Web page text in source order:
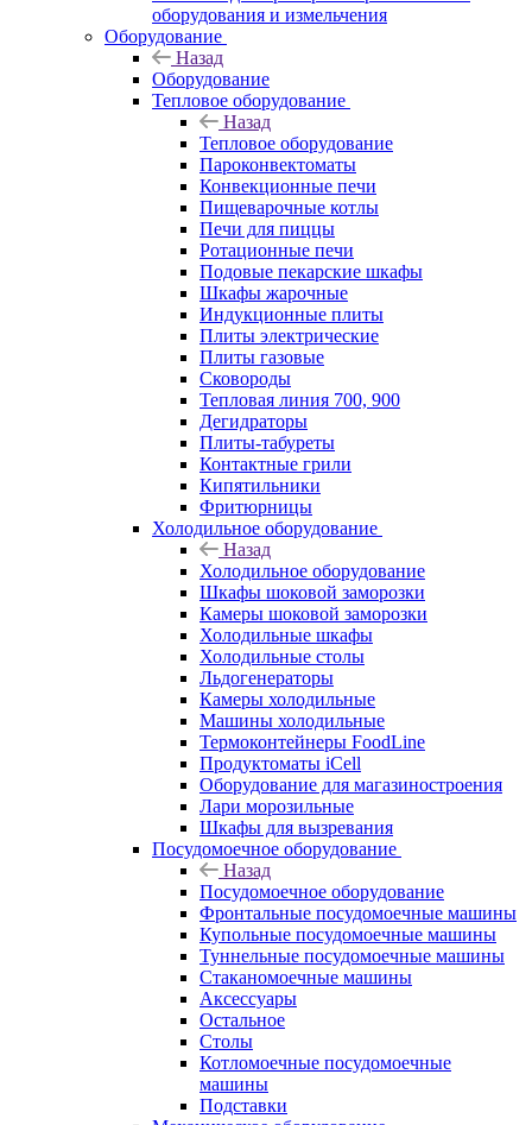
оборудования и измельчения
Оборудование
Назад
Оборудование
Тепловое оборудование
Назад
Тепловое оборудование
Пароконвектоматы
Конвекционные печи
Пищеварочные котлы
Печи для пиццы
Ротационные печи
Подовые пекарские шкафы
Шкафы жарочные
Индукционные плиты
Плиты электрические
Плиты газовые
Сковороды
Тепловая линия 700, 900
Дегидраторы
Плиты-табуреты
Контактные грили
Кипятильники
Фритюрницы
Холодильное оборудование
Назад
Холодильное оборудование
Шкафы шоковой заморозки
Камеры шоковой заморозки
Холодильные шкафы
Холодильные столы
Льдогенераторы
Камеры холодильные
Машины холодильные
Термоконтейнеры FoodLine
Продуктоматы iCell
Оборудование для магазиностроения
Лари морозильные
Шкафы для вызревания
Посудомоечное оборудование
Назад
Посудомоечное оборудование
Фронтальные посудомоечные машины
Купольные посудомоечные машины
Туннельные посудомоечные машины
Стаканомоечные машины
Аксессуары
Остальное
Столы
Котломоечные посудомоечные
машины
Подставки